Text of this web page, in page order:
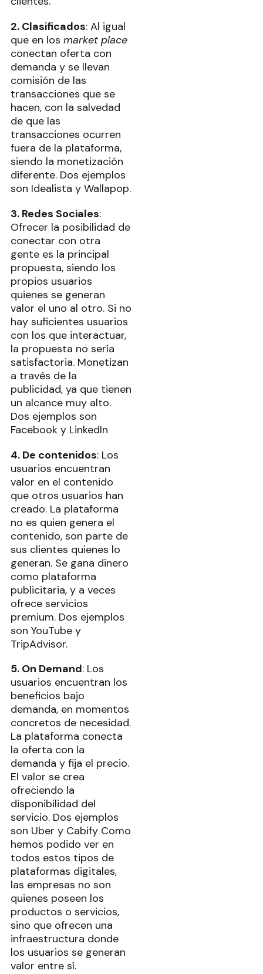
2. Clasificados: Al igual
que en los market place
conectan oferta con
demanda y se llevan
comisión de las
transacciones que se
hacen, con la salvedad
de que las
transacciones ocurren
fuera de la plataforma,
siendo la monetización
diferente. Dos ejemplos
son Idealista y Wallapop.
3. Redes Sociales:
Ofrecer la posibilidad de
conectar con otra
gente es la principal
propuesta, siendo los
propios usuarios
quienes se generan
valor el uno al otro. Si no
hay suficientes usuarios
con los que interactuar,
la propuesta no sería
satisfactoria. Monetizan
a través de la
publicidad, ya que tienen
un alcance muy alto.
Dos ejemplos son
Facebook y LinkedIn
4. De contenidos: Los
usuarios encuentran
valor en el contenido
que otros usuarios han
creado. La plataforma
no es quien genera el
contenido, son parte de
sus clientes quienes lo
generan. Se gana dinero
como plataforma
publicitaria, y a veces
ofrece servicios
premium. Dos ejemplos
son YouTube y
TripAdvisor.
5. On Demand: Los
usuarios encuentran los
beneficios bajo
demanda, en momentos
concretos de necesidad.
La plataforma conecta
la oferta con la
demanda y fija el precio.
El valor se crea
ofreciendo la
disponibilidad del
servicio. Dos ejemplos
son Uber y Cabify Como
hemos podido ver en
todos estos tipos de
plataformas digitales,
las empresas no son
quienes poseen los
productos o servicios,
sino que ofrecen una
infraestructura donde
los usuarios se generan
valor entre sí.